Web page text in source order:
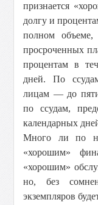
признается
долгу и
полном
просроченных
процентам в
дней. По
лицам — до
по ссудам,
календарных
Много ли по
«хорошим»
«хорошим»
но, без
экземпляров